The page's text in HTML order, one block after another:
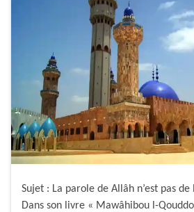
Sujet : La parole de Allâh n’est pas
Dans son livre « Mawâhibou l-